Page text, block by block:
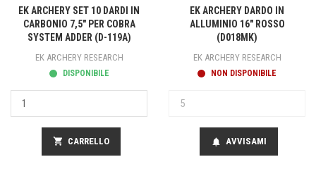
EK ARCHERY SET 10 DARDI IN
CARBONIO 7,5" PER COBRA
SYSTEM ADDER (D-119A)
EK ARCHERY RESEARCH
DISPONIBILE
shopping_cart CARRELLO
EK ARCHERY DARDO IN
ALLUMINIO 16" ROSSO
(D018MK)
EK ARCHERY RESEARCH
NON DISPONIBILE
notifications AVVISAMI